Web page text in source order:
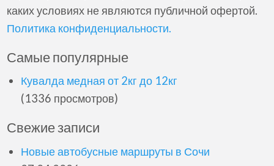
каких условиях не являются публичной офертой.
Политика конфиденциальности.
Самые популярные
Кувалда медная от 2кг до 12кг
(1336 просмотров)
Свежие записи
Новые автобусные маршруты в Сочи